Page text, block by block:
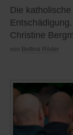
Die
Christine
von Bettina Röder